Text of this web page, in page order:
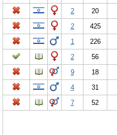
הוסף שם
צור קשר
פייסבוק
20
2
425
2
226
1
56
2
18
9
31
4
52
7